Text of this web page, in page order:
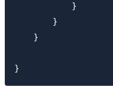
            }
        }
    }